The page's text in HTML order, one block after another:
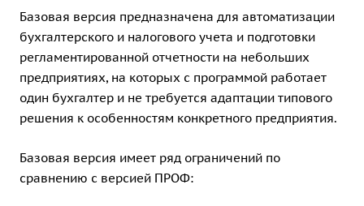
Базовая версия предназначена для автоматизации
бухгалтерского и налогового учета и подготовки
регламентированной отчетности на небольших
предприятиях, на которых с программой работает
один бухгалтер и не требуется адаптации типового
решения к особенностям конкретного предприятия.
Базовая версия имеет ряд ограничений по
сравнению с версией ПРОФ: